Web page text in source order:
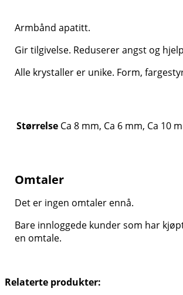
Armbånd apatitt.
Gir tilgivelse. Reduserer angst og
Alle krystaller er unike. Form,
Størrelse Ca 8 mm, Ca 6 mm, Ca 10
Omtaler
Det er ingen omtaler ennå.
Bare innloggede kunder som har
en omtale.
Relaterte produkter: